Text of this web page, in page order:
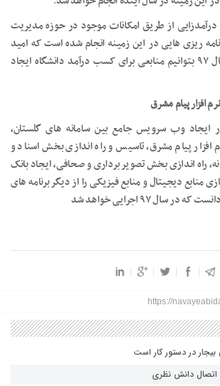
از طریق امکانات موجود در حوزه مدیریت
ریزی هایی در این زمینه انجام شده است که امید
است با اجرای آن در سال ۹۷ بتوانیم منابعی برای کسب درآمد دانشگاه ایجاد
افزار پیام مشرق
ایجاد وب سرویس جامع بین سامانه های گلستان،
افزار پیام مشرق، تاسیس و راه اندازی بخش اسناد و
راه اندازی بخش تصویر برداری و صحافی، ایجاد بانک
منابع دیجیتال و منابع فیزیکی را از دیگر برنامه های
سال ۹۷ اجرایی خواهد شد
https://
در دستور کار است
اتصال دانش نظری